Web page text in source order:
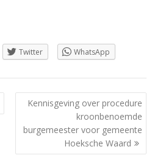
Twitter WhatsApp
Kennisgeving over procedure
kroonbenoemde
burgemeester voor gemeente
Hoeksche Waard